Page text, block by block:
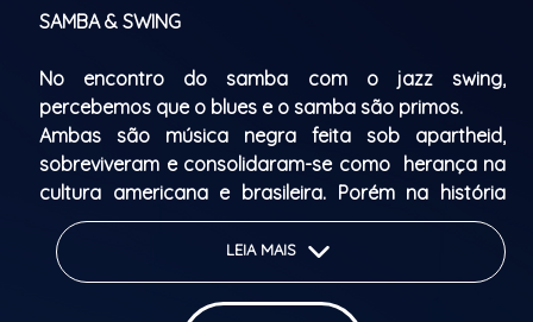
SAMBA & SWING
No encontro do samba com o jazz swing,
percebemos que o blues e o samba são primos.
Ambas são música negra feita sob apartheid,
sobreviveram e consolidaram-se como herança na
cultura americana e brasileira. Porém na história
pouco se encontraram para trocar experiências,
apesar de terem se influenciado mutuamente.
Neste espetáculo o Bandu faz uma arqueologia do
jazz swing e do samba, misturando suas linguagens
LEIA MAIS